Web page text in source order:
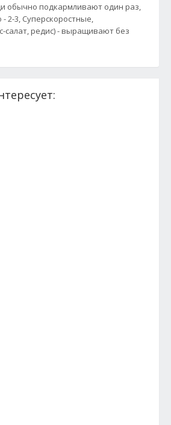
обычно подкармливают один раз,
салат, редис) - выращивают без